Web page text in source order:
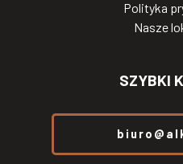
Polityka
Nasze
SZYBKI